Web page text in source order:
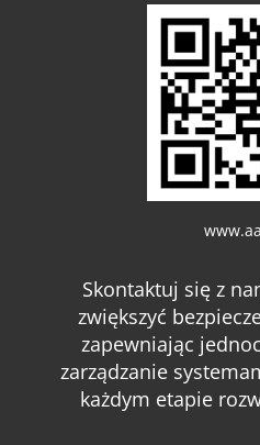
Skontaktuj się z
zwiększyć
zapewniając
zarządzanie
każdym etapie